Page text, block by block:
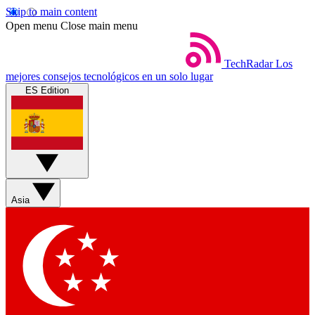
Skip to main content
Open menu Close main menu
TechRadar Los
mejores consejos tecnológicos en un solo lugar
ES Edition
Asia